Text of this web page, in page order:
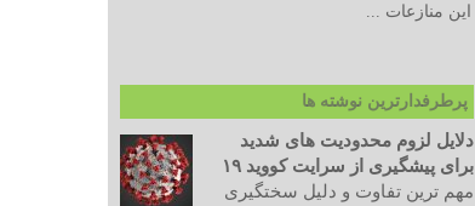
این منازعات ...
پرطرفدارترین نوشته ها
دلایل لزوم محدودیت های شدید
برای پیشگیری از سرایت کووید ۱۹
مهم ترین تفاوت و دلیل سختگیری